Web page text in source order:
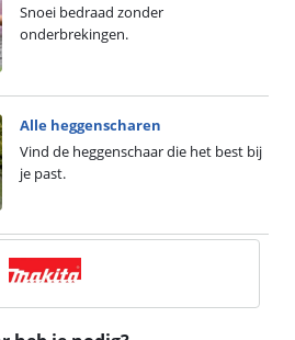
Snoei bedraad zonder
onderbrekingen.
Alle heggenscharen
Vind de heggenschaar die het best bij
je past.